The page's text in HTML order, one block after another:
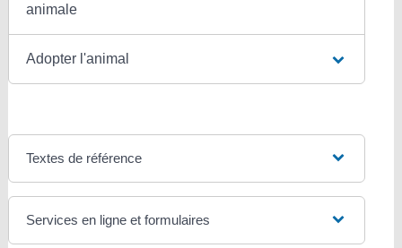
animale
Adopter l'animal
Textes de référence
Services en ligne et formulaires